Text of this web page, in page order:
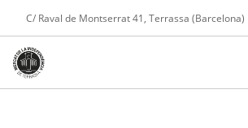
C/ Raval de Montserrat 41, Terrassa (Barcelona)
Tel. 608 975 004